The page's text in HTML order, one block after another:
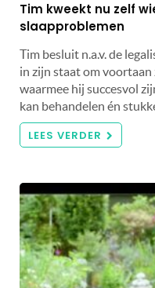
Tim kweekt nu zelf
slaapproblemen
Tim besluit n.a.v. de
in zijn staat om voortaan
waarmee hij succesvol
kan behandelen én
LEES VERDER